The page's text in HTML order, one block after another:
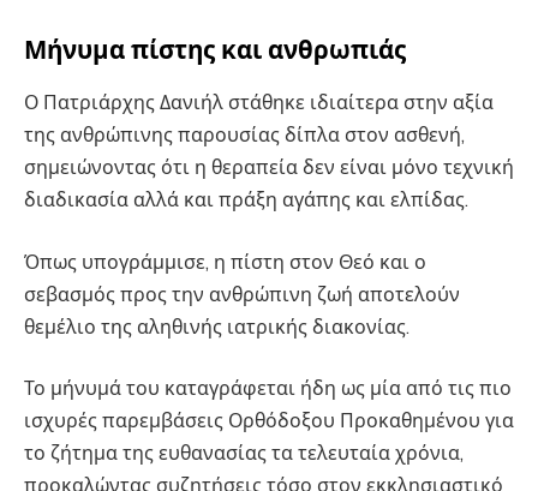
Μήνυμα πίστης και ανθρωπιάς
Ο Πατριάρχης Δανιήλ στάθηκε ιδιαίτερα στην αξία
της ανθρώπινης παρουσίας δίπλα στον ασθενή,
σημειώνοντας ότι η θεραπεία δεν είναι μόνο τεχνική
διαδικασία αλλά και πράξη αγάπης και ελπίδας.
Όπως υπογράμμισε, η πίστη στον Θεό και ο
σεβασμός προς την ανθρώπινη ζωή αποτελούν
θεμέλιο της αληθινής ιατρικής διακονίας.
Το μήνυμά του καταγράφεται ήδη ως μία από τις πιο
ισχυρές παρεμβάσεις Ορθόδοξου Προκαθημένου για
το ζήτημα της ευθανασίας τα τελευταία χρόνια,
προκαλώντας συζητήσεις τόσο στον εκκλησιαστικό